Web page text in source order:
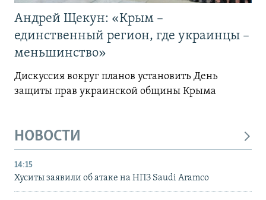
Андрей Щекун: «Крым –
единственный регион, где украинцы –
меньшинство»
Дискуссия вокруг планов установить День
защиты прав украинской общины Крыма
НОВОСТИ
14:15
Хуситы заявили об атаке на НПЗ Saudi Aramco